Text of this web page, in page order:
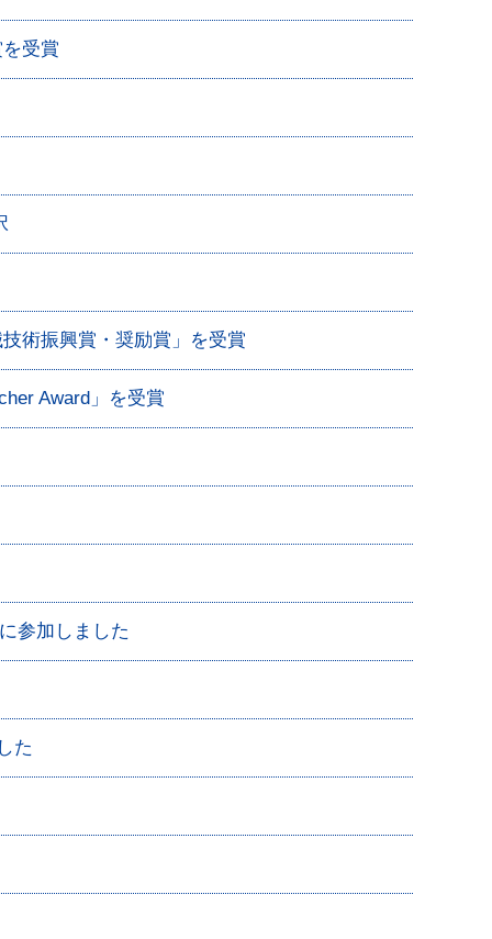
受賞
術振興賞・奨励賞」を受賞
Award」を受賞
参加しました
た